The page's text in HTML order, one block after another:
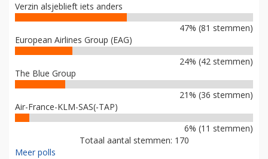
Verzin alsjeblieft iets anders
47% (81 stemmen)
European Airlines Group (EAG)
24% (42 stemmen)
The Blue Group
21% (36 stemmen)
Air-France-KLM-SAS(-TAP)
6% (11 stemmen)
Totaal aantal stemmen: 170
Meer polls